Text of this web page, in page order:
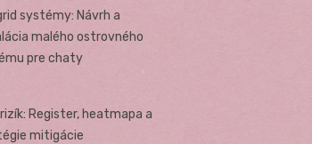
systémy: Návrh a
malého ostrovného
pre chaty
Register, heatmapa a
mitigácie